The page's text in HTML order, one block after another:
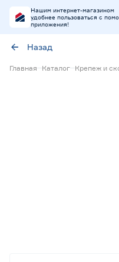
Нашим интернет-магазином
удобнее пользоваться с
приложения!
Назад
Главная Каталог Крепеж и